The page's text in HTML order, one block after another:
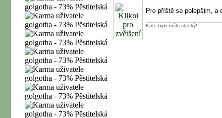
Pro příště se polepšim,
Kafe bylo málo sladký!